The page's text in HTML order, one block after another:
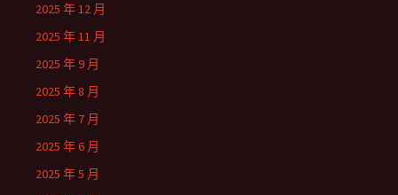
2025 年 12 月
2025 年 11 月
2025 年 9 月
2025 年 8 月
2025 年 7 月
2025 年 6 月
2025 年 5 月